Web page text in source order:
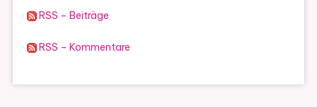
RSS – Beiträge
RSS – Kommentare